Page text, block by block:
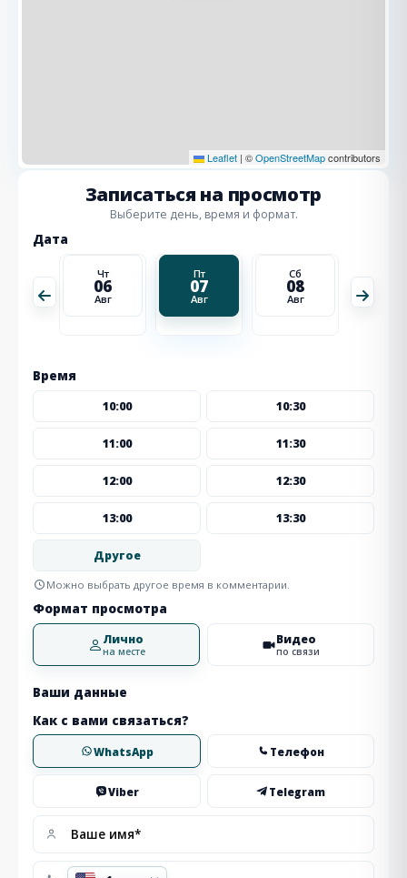
Leaflet | ©OpenStreetMapcontributors
Записаться на просмотр
Выберите день, время и формат.
Дата
Чт
06
Авг
Пт
07
Авг
Сб
08
Авг
Время
10:00 10:30
11:00 11:30
12:00 12:30
13:00 13:30
Другое
Можно выбрать другое время в комментарии.
Формат просмотра
Лично
на месте
Видео
по связи
Ваши данные
Как с вами связаться?
WhatsApp Телефон
Viber Telegram